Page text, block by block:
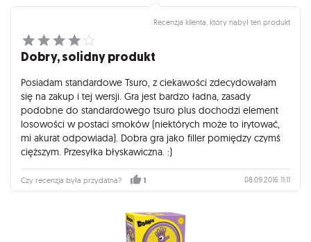
Recenzja klienta, który nabył ten produkt
Dobry, solidny produkt
Posiadam standardowe Tsuro, z ciekawości zdecydowałam
się na zakup i tej wersji. Gra jest bardzo ładna, zasady
podobne do standardowego tsuro plus dochodzi element
losowości w postaci smoków (niektórych może to irytować,
mi akurat odpowiada). Dobra gra jako filler pomiędzy czymś
cięższym. Przesyłka błyskawiczna. :)
Czy recenzja była przydatna? 1 08.09.2016 11:11